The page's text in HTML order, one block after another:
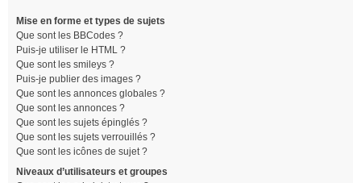
Mise en forme et types de sujets
Que sont les BBCodes ?
Puis-je utiliser le HTML ?
Que sont les smileys ?
Puis-je publier des images ?
Que sont les annonces globales ?
Que sont les annonces ?
Que sont les sujets épinglés ?
Que sont les sujets verrouillés ?
Que sont les icônes de sujet ?
Niveaux d’utilisateurs et groupes